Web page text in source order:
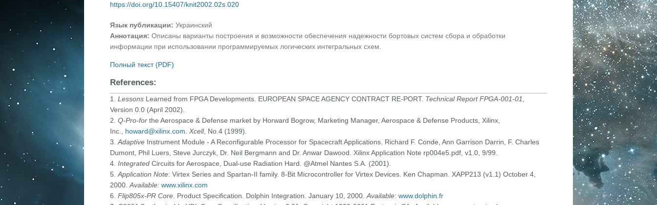
https://doi.org/10.15407/knit2002.02s.020
Язык публикации: Украинский
Аннотация: Описаны варианты построения и возможности обеспечения надежности бортовых систем сбора и обработки
информации при использовании программируемых логических интегральных схем.
Полный текст (PDF)
References:
1. LessonsLearned from FPGA Developments. EUROPEAN SPACE AGENCY CONTRACT RE-PORT. Technical Report FPGA-001-01,
Version 0.0 (April 2002).
2. Q-Pro-forthe Aerospace & Defense market by Horward Bogrow, Marketing Manager, Aerospace & Defense Products, Xilinx,
Inc., howard@xilinx.com. Xcell, No.4 (1999).
3.AdaptiveInstrument Module - A Reconfigurable Processor for Spacecraft Applications. Richard F. Conde, Ann Garrison Darrin, F. Charles
Dumont, Phil Luers, Steve Jurczyk, Dr. Neil Bergmann and Dr. Anwar Dawood. Xilinx Application Note rp004e5.pdf, v1.0, 9/99.
4. IntegratedCircuits for Aerospace, Dual-use Radiation Hard. @Atmel Nantes S.A. (2001).
5.Application Note: Virtex Series and Spartan-II family. 8-Bit Microcontroller for Virtex Devices. Ken Chapman. XAPP213 (v1.1) October 4,
2000. Available: www.xilinx.com
6. Flip805x-PR Core. Product Specification. Dolphin Integration. January 10, 2000.Available: www.dolphin.fr